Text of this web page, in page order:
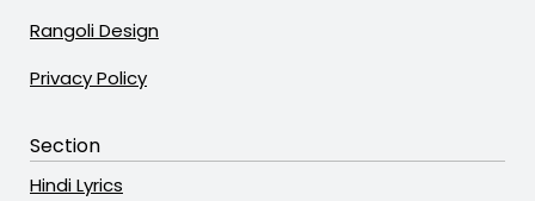
Rangoli Design
Privacy Policy
Section
Hindi Lyrics